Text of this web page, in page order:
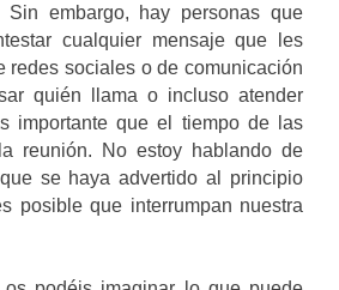
Sin embargo, hay personas que
cualquier mensaje que les
redes sociales o de comunicación
quién llama o incluso atender
importante que el tiempo de las
reunión. No estoy hablando de
se haya advertido al principio
posible que interrumpan nuestra